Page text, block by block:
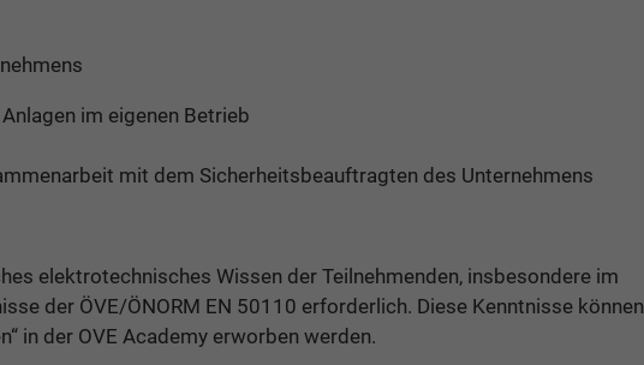
im eigenen Betrieb
mit dem Sicherheitsbeauftragten des Unternehmens
elektrotechnisches Wissen der Teilnehmenden, insbesondere im
der ÖVE/ÖNORM EN 50110 erforderlich. Diese Kenntnisse können
in der OVE Academy erworben werden.